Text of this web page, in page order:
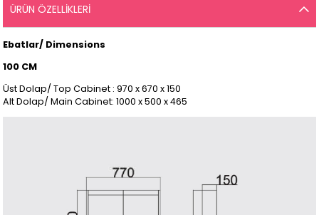
ÜRÜN ÖZELLIKLERI
Ebatlar/ Dimensions
100 CM
Üst Dolap/ Top Cabinet : 970 x 670 x 150
Alt Dolap/ Main Cabinet: 1000 x 500 x 465